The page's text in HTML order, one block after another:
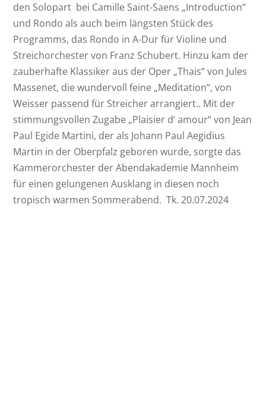
den Solopart bei Camille Saint-Saens „Introduction“
und Rondo als auch beim längsten Stück des
Programms, das Rondo in A-Dur für Violine und
Streichorchester von Franz Schubert. Hinzu kam der
zauberhafte Klassiker aus der Oper „Thais“ von Jules
Massenet, die wundervoll feine „Meditation“, von
Weisser passend für Streicher arrangiert.. Mit der
stimmungsvollen Zugabe „Plaisier d‘ amour“ von Jean
Paul Egide Martini, der als Johann Paul Aegidius
Martin in der Oberpfalz geboren wurde, sorgte das
Kammerorchester der Abendakademie Mannheim
für einen gelungenen Ausklang in diesen noch
tropisch warmen Sommerabend. Tk. 20.07.2024